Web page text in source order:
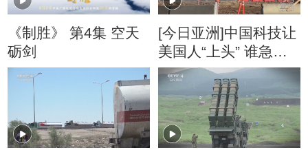
《制胜》 第4集 空天
砺剑
[今日亚洲]中国科技让
美国人“上头” 谁急
了？